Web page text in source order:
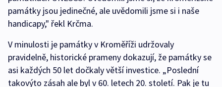
památky jsou jedinečné, ale uvědomili jsme si i naše
handicapy," řekl Krčma.
V minulosti je památky v Kroměříži udržovaly
pravidelně, historické prameny dokazují, že památky se
asi každých 50 let dočkaly větší investice. „Poslední
takovýto zásah ale byl v 60. letech 20. století. Pak je tu